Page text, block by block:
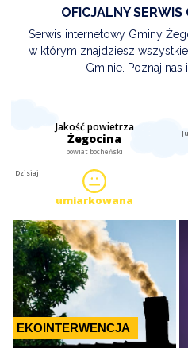
OFICJALNY SERWIS
Serwis internetowy Gminy
w którym znajdziesz
Gminie. Poznaj nas